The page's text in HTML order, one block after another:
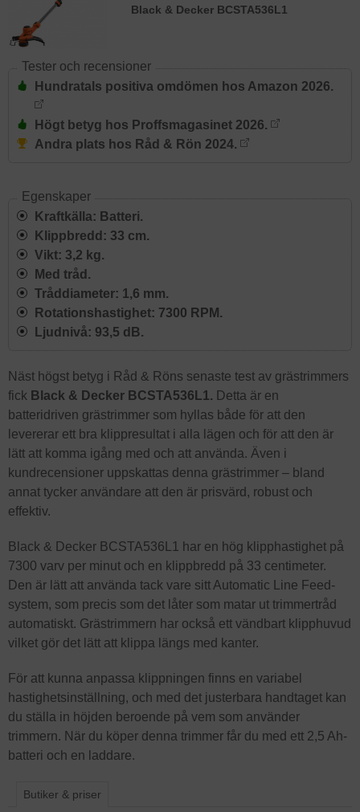
Black & Decker BCSTA536L1
Tester och recensioner
Hundratals positiva omdömen hos Amazon 2026.
Högt betyg hos Proffsmagasinet 2026.
Andra plats hos Råd & Rön 2024.
Egenskaper
Kraftkälla: Batteri.
Klippbredd: 33 cm.
Vikt: 3,2 kg.
Med tråd.
Tråddiameter: 1,6 mm.
Rotationshastighet: 7300 RPM.
Ljudnivå: 93,5 dB.
Näst högst betyg i Råd & Röns senaste test av grästrimmers
fick Black & Decker BCSTA536L1. Detta är en
batteridriven grästrimmer som hyllas både för att den
levererar ett bra klippresultat i alla lägen och för att den är
lätt att komma igång med och att använda. Även i
kundrecensioner uppskattas denna grästrimmer – bland
annat tycker användare att den är prisvärd, robust och
effektiv.
Black & Decker BCSTA536L1 har en hög klipphastighet på
7300 varv per minut och en klippbredd på 33 centimeter.
Den är lätt att använda tack vare sitt Automatic Line Feed-
system, som precis som det låter som matar ut trimmertråd
automatiskt. Grästrimmern har också ett vändbart klipphuvud
vilket gör det lätt att klippa längs med kanter.
För att kunna anpassa klippningen finns en variabel
hastighetsinställning, och med det justerbara handtaget kan
du ställa in höjden beroende på vem som använder
trimmern. När du köper denna trimmer får du med ett 2,5 Ah-
batteri och en laddare.
Butiker & priser